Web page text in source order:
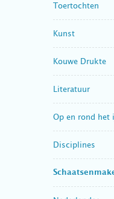
Toertochten
Kunst
Kouwe Drukte
Literatuur
Op en rond het
Disciplines